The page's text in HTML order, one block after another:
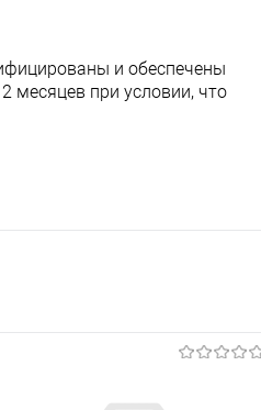
и обеспечены
месяцев при условии, что